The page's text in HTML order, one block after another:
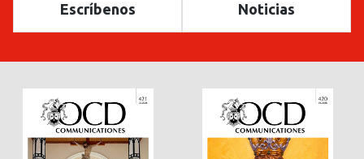
Escríbenos Noticias